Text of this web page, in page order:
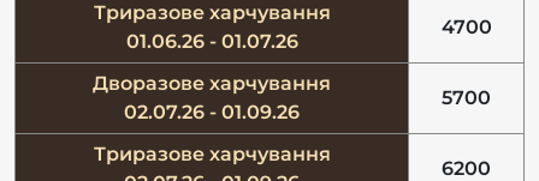
Триразове харчування
01.06.26 - 01.07.26
4700
Дворазове харчування
02.07.26 - 01.09.26
5700
Триразове харчування
6200